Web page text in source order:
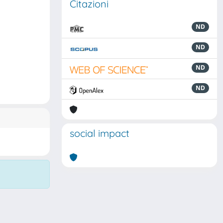
Citazioni
ND
ND
ND
ND
social impact